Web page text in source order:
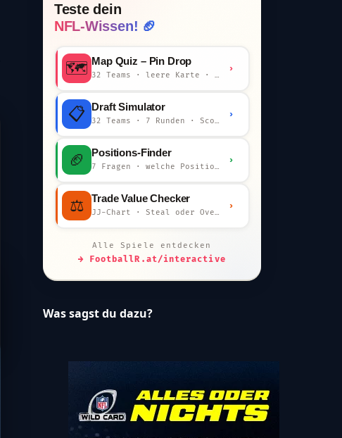
Teste dein
NFL-Wissen! 🏈
🗺️ Map Quiz – Pin Drop
32 Teams · leere Karte · km-Wertung
›
📋 Draft Simulator
32 Teams · 7 Runden · Scout-Kommentar
›
🏈 Positions-Finder
7 Fragen · welche Position bist du?
›
⚖️ Trade Value Checker
JJ-Chart · Steal oder Overpay?
›
Alle Spiele entdecken
→ FootballR.at/interactive
Was sagst du dazu?